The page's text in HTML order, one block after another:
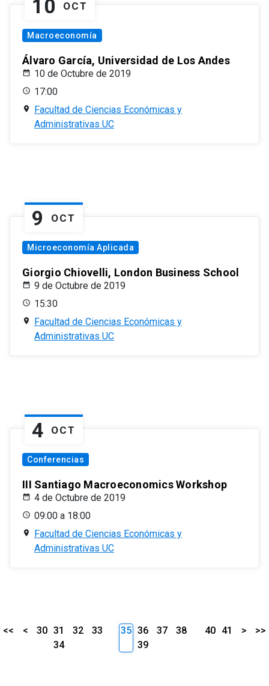
10 OCT
Macroeconomía
Álvaro García, Universidad de Los Andes
10 de Octubre de 2019
17:00
Facultad de Ciencias Económicas y
Administrativas UC
9 OCT
Microeconomía Aplicada
Giorgio Chiovelli, London Business School
9 de Octubre de 2019
15:30
Facultad de Ciencias Económicas y
Administrativas UC
4 OCT
Conferencias
III Santiago Macroeconomics Workshop
4 de Octubre de 2019
09:00 a 18:00
Facultad de Ciencias Económicas y
Administrativas UC
<< < 30 31 32
33
34
35 36 37
38
39
40 41 > >>